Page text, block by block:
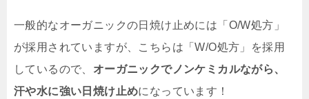
一般的なオーガニックの日焼け止めには「O/W処方」
が採用されていますが、こちらは 「W/O処方」を採用
しているので、 オーガニックでノンケミカルながら、
汗や水に強い日焼け止めになっています！